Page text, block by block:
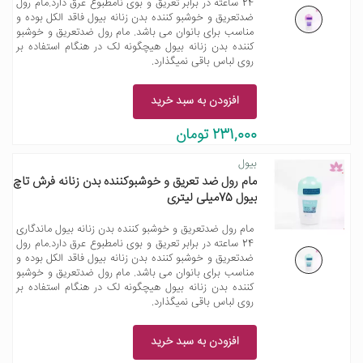
24 ساعته در برابر تعریق و بوی نامطبوع عرق دارد.مام رول
ضدتعریق و خوشبو کننده بدن زنانه بیول فاقد الکل بوده و
مناسب برای بانوان می باشد. مام رول ضدتعریق و خوشبو
کننده بدن زنانه بیول هیچگونه لک در هنگام استفاده بر
روی لباس باقی نمیگذارد.
افزودن به سبد خرید
231,000 تومان
بیول
مام رول ضد تعریق و خوشبوکننده بدن زنانه فرش تاچ
بیول 75میلی لیتری
مام رول ضدتعریق و خوشبو کننده بدن زنانه بیول ماندگاری
24 ساعته در برابر تعریق و بوی نامطبوع عرق دارد.مام رول
ضدتعریق و خوشبو کننده بدن زنانه بیول فاقد الکل بوده و
مناسب برای بانوان می باشد. مام رول ضدتعریق و خوشبو
کننده بدن زنانه بیول هیچگونه لک در هنگام استفاده بر
روی لباس باقی نمیگذارد.
افزودن به سبد خرید